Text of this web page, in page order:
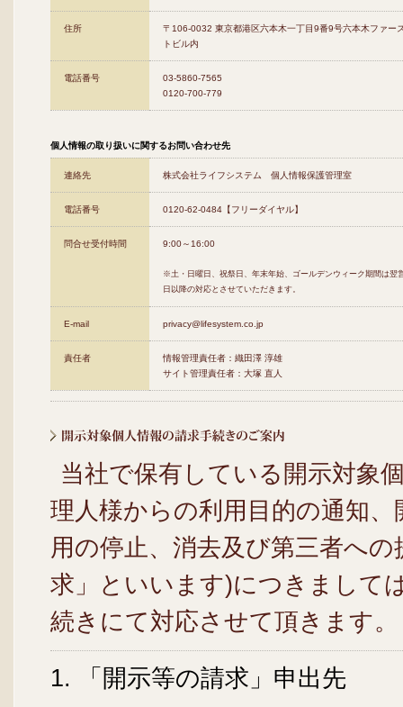
住所
〒106-0032 東京都港区六本木一丁目9番9号六本木ファー
トビル内
電話番号
03-5860-7565
0120-700-779
個人情報の取り扱いに関するお問い合わせ先
連絡先 株式会社ライフシステム 個人情報保護管理室
電話番号 0120-62-0484【フリーダイヤル】
問合せ受付時間 9:00～16:00
※土・日曜日、祝祭日、年末年始、ゴールデンウィーク期間は翌
日以降の対応とさせていただきます。
E-mail privacy@lifesystem.co.jp
責任者
情報管理責任者：織田澤 淳雄
サイト管理責任者：大塚 直人
当社で保有している開示対象
理人様からの利用目的の通知
用の停止、消去及び第三者へ
求」といいます)につきまして
続きにて対応させて頂きます。
1. 「開示等の請求」申出先